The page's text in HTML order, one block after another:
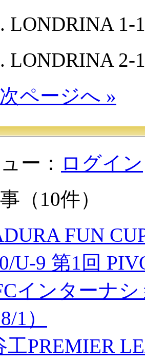
LONDRINA
LONDRINA
次ページへ »
ー： ログイン
（10件）
FUN
U-9 第1回
インターナ
1）
工PREMIER